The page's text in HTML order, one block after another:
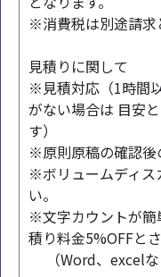
※消費税は別途請求
見積りに関して
※見積対応（1時間
がない場合は 目安
す）
※原則原稿の確認後
※ボリュームディス
い。
※文字カウントが簡
積り料金5%OFFと
（Word、excelな